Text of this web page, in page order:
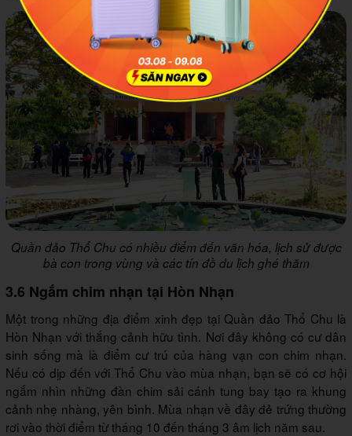
Quần đảo Thổ Chu có nhiều điểm đến văn hóa, lịch sử được
bà con trong vùng và các tín đồ du lịch ghé thăm
3.6 Ngắm chim nhạn tại Hòn Nhạn
Một trong những địa điểm xinh đẹp tại Quần đảo Thổ Chu là
Hòn Nhạn với thắng cảnh hữu tình. Nơi đây không có cư dân
sinh sống mà là điểm cư trú của hàng vạn con chim nhạn.
Nếu có dịp đến với Thổ Chu vào mùa nhạn, bạn sẽ có cơ hội
ngắm nhìn những đàn chim sải cánh tung bay tạo ra khung
cảnh nhẹ nhàng, yên bình. Mùa nhạn về đây đẻ trứng thường
rơi vào thời điểm từ tháng 10 đến tháng 3 âm lịch năm sau.